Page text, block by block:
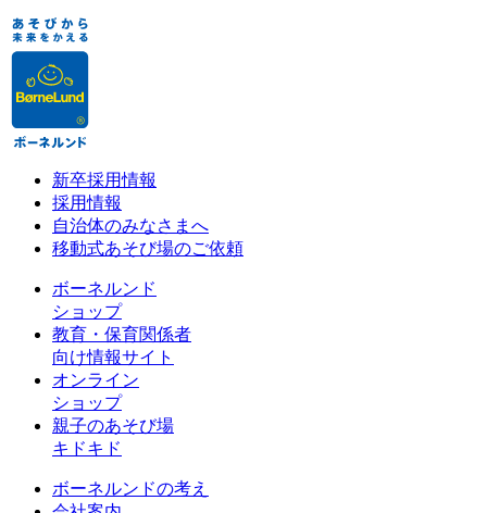
新卒採用情報
採用情報
自治体のみなさまへ
移動式あそび場のご依頼
ボーネルンド
ショップ
教育・保育関係者
向け情報サイト
オンライン
ショップ
親子のあそび場
キドキド
ボーネルンドの考え